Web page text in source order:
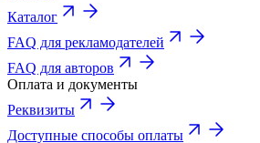
Каталог
FAQ для рекламодателей
FAQ для авторов
Оплата и документы
Реквизиты
Доступные способы оплаты